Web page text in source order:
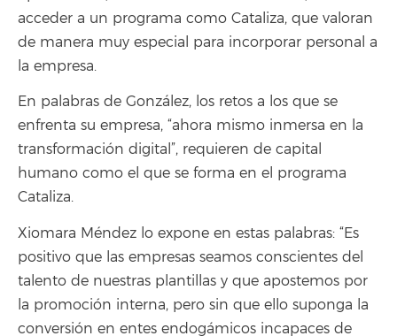
acceder a un programa como Cataliza, que valoran
de manera muy especial para incorporar personal a
la empresa.
En palabras de González, los retos a los que se
enfrenta su empresa, “ahora mismo inmersa en la
transformación digital”, requieren de capital
humano como el que se forma en el programa
Cataliza.
Xiomara Méndez lo expone en estas palabras: “Es
positivo que las empresas seamos conscientes del
talento de nuestras plantillas y que apostemos por
la promoción interna, pero sin que ello suponga la
conversión en entes endogámicos incapaces de